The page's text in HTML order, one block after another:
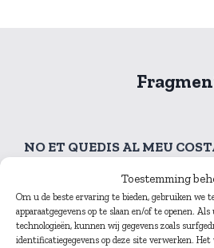
Toestemming
Om u de beste ervaring te bieden, gebruiken we
apparaatgegevens op te slaan en/of te openen.
technologieën, kunnen wij gegevens zoals
identificatiegegevens op deze site verwerken.
NO ET QUEDIS AL MEU
No et vull perdre però et vull
vull sentir i veure com te’n